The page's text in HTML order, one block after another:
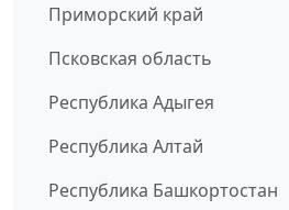
Приморский край
Псковская область
Республика Адыгея
Республика Алтай
Республика Башкортостан